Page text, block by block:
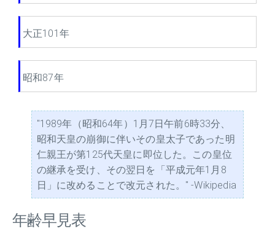
大正101年
昭和87年
"1989年（昭和64年）1月7日午前6時33分、
昭和天皇の崩御に伴いその皇太子であった明
仁親王が第125代天皇に即位した。この皇位
の継承を受け、その翌日を「平成元年1月8
日」に改めることで改元された。" -Wikipedia
年齢早見表